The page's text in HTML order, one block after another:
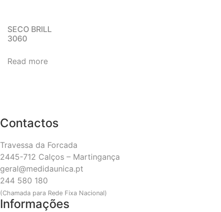
SECO BRILL
3060
Read more
Contactos
Travessa da Forcada
2445-712 Calços – Martingança
geral@medidaunica.pt
244 580 180
(Chamada para Rede Fixa Nacional)
Informações